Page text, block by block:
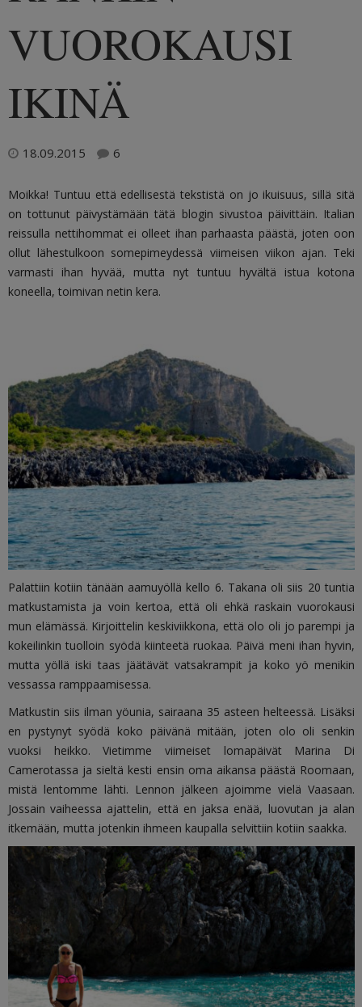
VUOROKAUSI
IKINÄ
18.09.2015 6
Moikka! Tuntuu että edellisestä tekstistä on jo ikuisuus, sillä sitä
on tottunut päivystämään tätä blogin sivustoa päivittäin. Italian
reissulla nettihommat ei olleet ihan parhaasta päästä, joten oon
ollut lähestulkoon somepimeydessä viimeisen viikon ajan. Teki
varmasti ihan hyvää, mutta nyt tuntuu hyvältä istua kotona
koneella, toimivan netin kera.
Palattiin kotiin tänään aamuyöllä kello 6. Takana oli siis 20 tuntia
matkustamista ja voin kertoa, että oli ehkä raskain vuorokausi
mun elämässä. Kirjoittelin keskiviikkona, että olo oli jo parempi ja
kokeilinkin tuolloin syödä kiinteetä ruokaa. Päivä meni ihan hyvin,
mutta yöllä iski taas jäätävät vatsakrampit ja koko yö menikin
vessassa ramppaamisessa.
Matkustin siis ilman yöunia, sairaana 35 asteen helteessä. Lisäksi
en pystynyt syödä koko päivänä mitään, joten olo oli senkin
vuoksi heikko. Vietimme viimeiset lomapäivät Marina Di
Camerotassa ja sieltä kesti ensin oma aikansa päästä Roomaan,
mistä lentomme lähti. Lennon jälkeen ajoimme vielä Vaasaan.
Jossain vaiheessa ajattelin, että en jaksa enää, luovutan ja alan
itkemään, mutta jotenkin ihmeen kaupalla selvittiin kotiin saakka.